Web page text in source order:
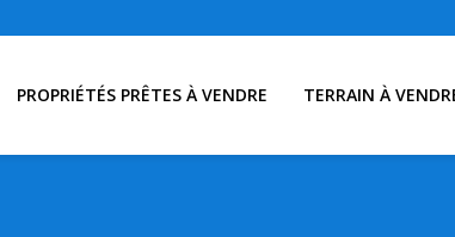
PROPRIÉTÉS PRÊTES À VENDRE TERRAIN À